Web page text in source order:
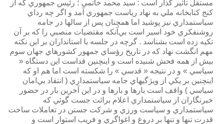
مستقل تاثير گذار است : ‌سيد محمد خاتمي ؛ رئيس جمهوري كه از
كنج كتابخانه ملي به نهاد رياست جمهوري آمد و اگر چه رداي
سياستمداري نيز پوشيد اما همچنان پس از سالها در جامه
روشنفكري خود اسير است بي‌آنكه مقتضيات منصبي را كه بر آن
تكيه زده است بشناسد . گرچه در جلسه با استانداران بر اين نكته
مهم انگشت نهاد كه در تاريخ رؤساي جمهور كشورهاي جهان سوم
بيش از همه فحش شنيده است و اينچنين قداست اين دستگاه «
سياسي » و در نتيجه « قدسي » را شكسته است اما هم او كه
اينچنين بر يكي از ويژگيهاي جامه سياستمداري ( انتقاد بي‌امان
سياسي ) واقف است بارها و بارها و در اين آخرين بار در حضور
خبرنگاران از سياستمداري اعلام برائت جست گوئي كه
سياستمداري و سياست ورزي و شركت جستن در تعاملات ساخت
قدرت تنها و تنها بر دروغ و اغواگري و فريب استوار است و